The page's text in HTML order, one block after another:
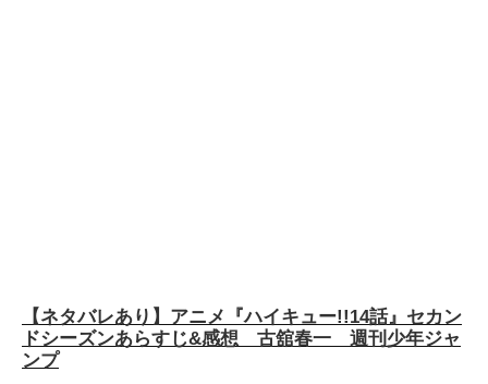
【ネタバレあり】アニメ『ハイキュー!!14話』セカン
ドシーズンあらすじ&感想 古舘春一 週刊少年ジャ
ンプ